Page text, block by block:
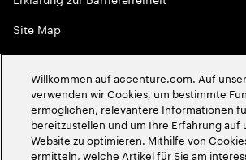
Site Map
Globale Meritokratie
2026Accenture. Alle Rechte vorbehalten
Willkommen auf accenture.com. Auf
verwenden wir Cookies, um bestimmte
ermöglichen, relevantere Informationen
bereitzustellen und um Ihre Erfahrung auf
Website zu optimieren. Mithilfe von
ermitteln, welche Artikel für Sie am